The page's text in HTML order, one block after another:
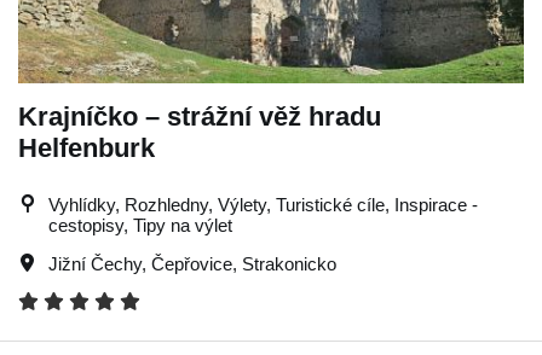
Krajníčko – strážní věž hradu
Helfenburk
Vyhlídky, Rozhledny, Výlety, Turistické cíle, Inspirace -
cestopisy, Tipy na výlet
Jižní Čechy, Čepřovice, Strakonicko